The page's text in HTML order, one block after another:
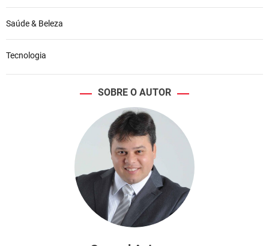
Saúde & Beleza
Tecnologia
SOBRE O AUTOR